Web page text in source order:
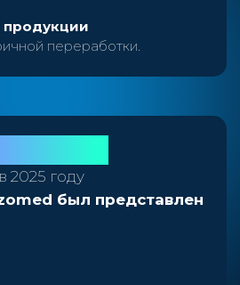
продукции
переработки.
в 2025 году
был представлен